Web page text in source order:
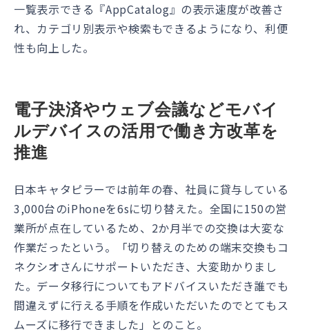
一覧表示できる『AppCatalog』の表示速度が改善さ
れ、カテゴリ別表示や検索もできるようになり、利便
性も向上した。
電子決済やウェブ会議などモバイ
ルデバイスの活用で働き方改革を
推進
日本キャタピラーでは前年の春、社員に貸与している
3,000台のiPhoneを6sに切り替えた。全国に150の営
業所が点在しているため、2か月半での交換は大変な
作業だったという。「切り替えのための端末交換もコ
ネクシオさんにサポートいただき、大変助かりまし
た。データ移行についてもアドバイスいただき誰でも
間違えずに行える手順を作成いただいたのでとてもス
ムーズに移行できました」とのこと。